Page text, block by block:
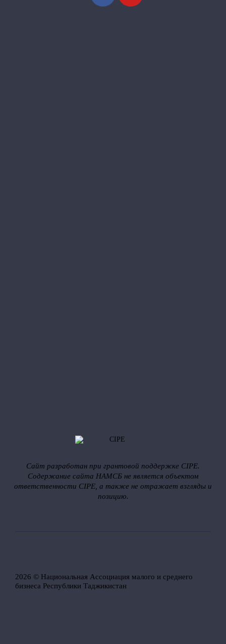
Сайт разработан при грантовой поддержке CIPE.
Содержание сайта НАМСБ не является объектом
ответственности CIPE, а также не отражает взгляды и
позицию.
2026 © Национальная Ассоциация малого и среднего
бизнеса Республики Таджикистан